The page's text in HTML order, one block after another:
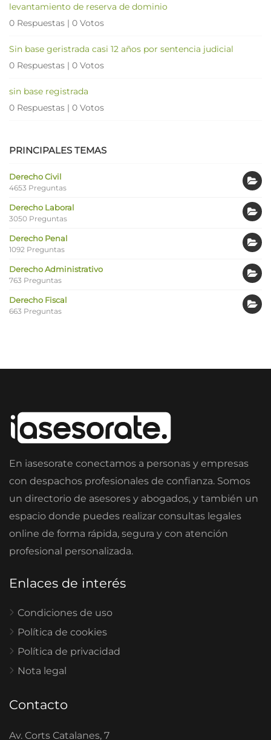
levantamiento de reserva de dominio
0 Respuestas | 0 Votos
Sin base geristrada casi 12 años por sentencia judicial
0 Respuestas | 0 Votos
sin base registrada
0 Respuestas | 0 Votos
PRINCIPALES TEMAS
Derecho Civil
4653 Preguntas
Derecho Laboral
3050 Preguntas
Derecho Penal
1092 Preguntas
Derecho Administrativo
763 Preguntas
Derecho Fiscal
663 Preguntas
En iasesorate conectamos a personas y empresas
con despachos profesionales de confianza. Somos
un directorio de asesores y abogados, y también un
espacio donde puedes realizar consultas legales
online de forma rápida, segura y con atención
profesional personalizada.
Enlaces de interés
Condiciones de uso
Política de cookies
Política de privacidad
Nota legal
Contacto
Av. Corts Catalanes, 7